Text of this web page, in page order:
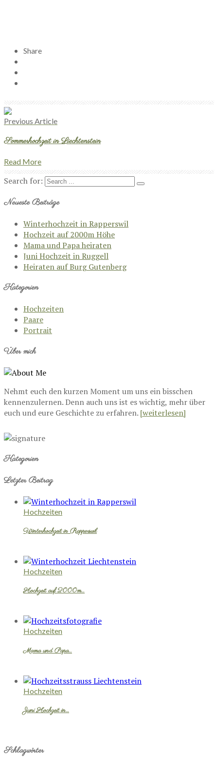
Share
Previous Article
Sommerhochzeit in Liechtenstein
Read More
Search for:
Neueste Beiträge
Winterhochzeit in Rapperswil
Hochzeit auf 2000m Höhe
Mama und Papa heiraten
Juni Hochzeit in Ruggell
Heiraten auf Burg Gutenberg
Kategorien
Hochzeiten
Paare
Portrait
Über mich
Nehmt euch den kurzen Moment um uns ein bisschen
kennenzulernen. Denn auch uns ist es wichtig, mehr über
euch und eure Geschichte zu erfahren. [weiterlesen]
Kategorien
Letzter Beitrag
Hochzeiten
Winterhochzeit in Rapperswil
Hochzeiten
Hochzeit auf 2000m…
Hochzeiten
Mama und Papa…
Hochzeiten
Juni Hochzeit in…
Schlagwörter